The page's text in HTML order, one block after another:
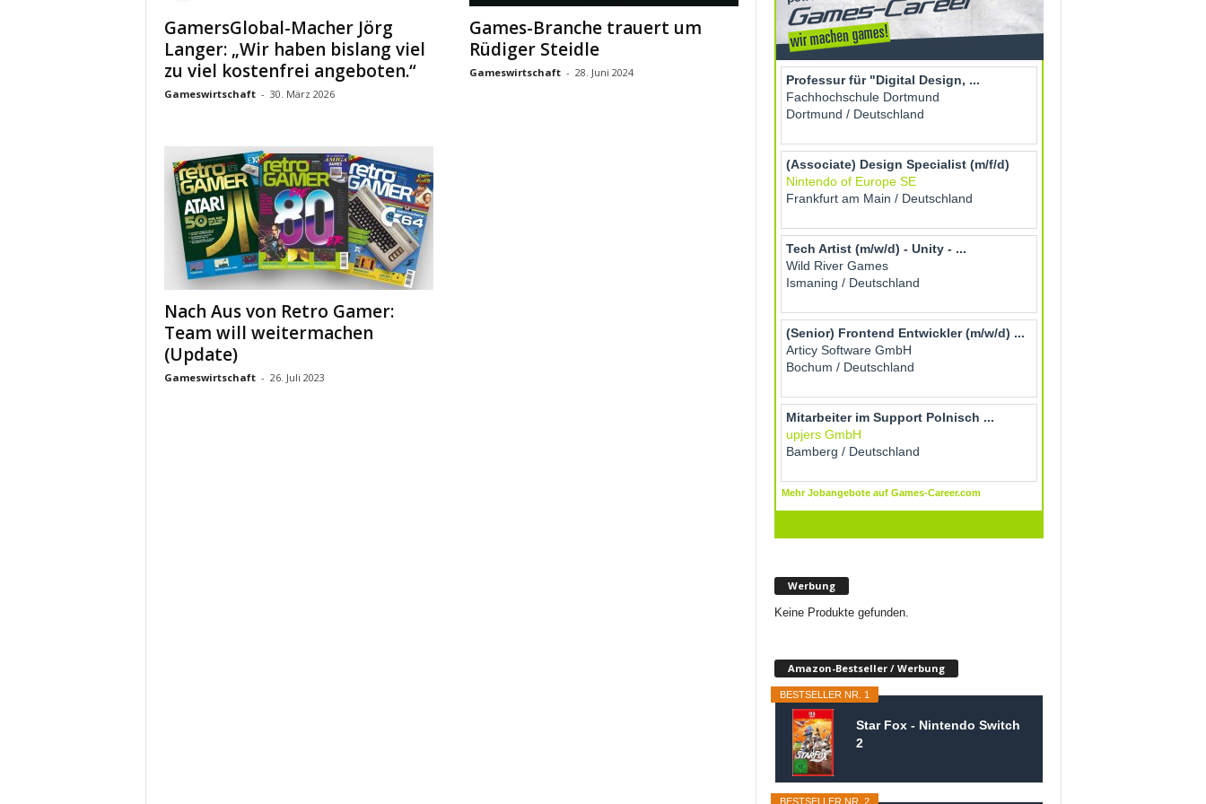
GamersGlobal-Macher Jörg
Langer: „Wir haben bislang viel
zu viel kostenfrei angeboten.“
Gameswirtschaft - 30. März 2026
Games-Branche trauert um
Rüdiger Steidle
Gameswirtschaft - 28. Juni 2024
Nach Aus von Retro Gamer:
Team will weitermachen
(Update)
Gameswirtschaft - 26. Juli 2023
Werbung
Keine Produkte gefunden.
Amazon-Bestseller / Werbung
BESTSELLER NR. 1
Star Fox - Nintendo Switch
2
BESTSELLER NR. 2